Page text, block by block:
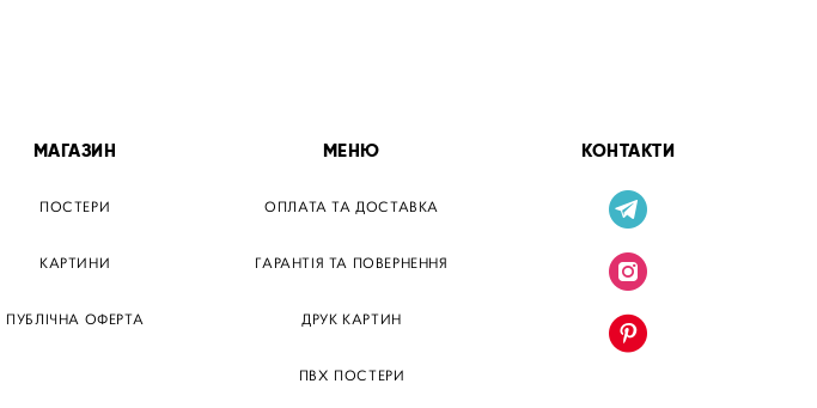
МАГАЗИН
ПОСТЕРИ
КАРТИНИ
ПУБЛІЧНА ОФЕРТА
МЕНЮ
ОПЛАТА ТА ДОСТАВКА
ГАРАНТІЯ ТА ПОВЕРНЕННЯ
ДРУК КАРТИН
ПВХ ПОСТЕРИ
КОНТАКТИ